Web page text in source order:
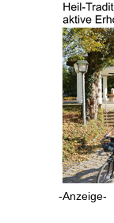
-Anzeige-